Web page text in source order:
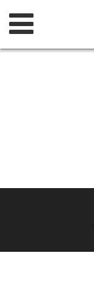
به
محتوی